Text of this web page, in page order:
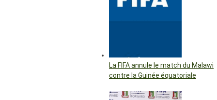
La FIFA annule le match du Malawi
contre la Guinée équatoriale